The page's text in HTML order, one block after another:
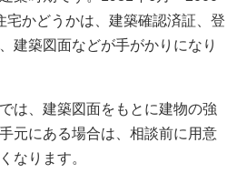
宅かどうかは、建築確認済証、登
建築図面などが手がかりになり
は、建築図面をもとに建物の強
元にある場合は、相談前に用意
なります。